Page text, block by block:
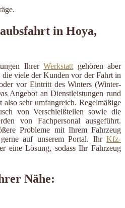
in Hoya,
IhrerWerkstatt gehören aber
viele der Kunden vor der Fahrt in
vor Eintritt des Winters (Winter-
Angebot an Dienstleistungen rund
sehr umfangreich. Regelmäßige
von Verschleißteilen sowie die
von Fachpersonal ausgeführt.
Probleme mit Ihrem Fahrzeug
auf unserem Portal. Ihr Kfz-
eine Lösung, sodass Ihr Fahrzeug
Nähe: